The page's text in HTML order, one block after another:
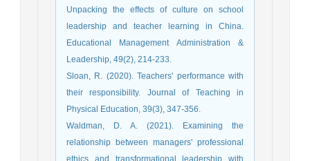
Unpacking the effects of culture on school
leadership and teacher learning in China.
Educational Management Administration &
Leadership, 49(2), 214-233.
Sloan, R. (2020). Teachers' performance with
their responsibility. Journal of Teaching in
Physical Education, 39(3), 347-356.
Waldman, D. A. (2021). Examining the
relationship between managers' professional
ethics and transformational leadership with